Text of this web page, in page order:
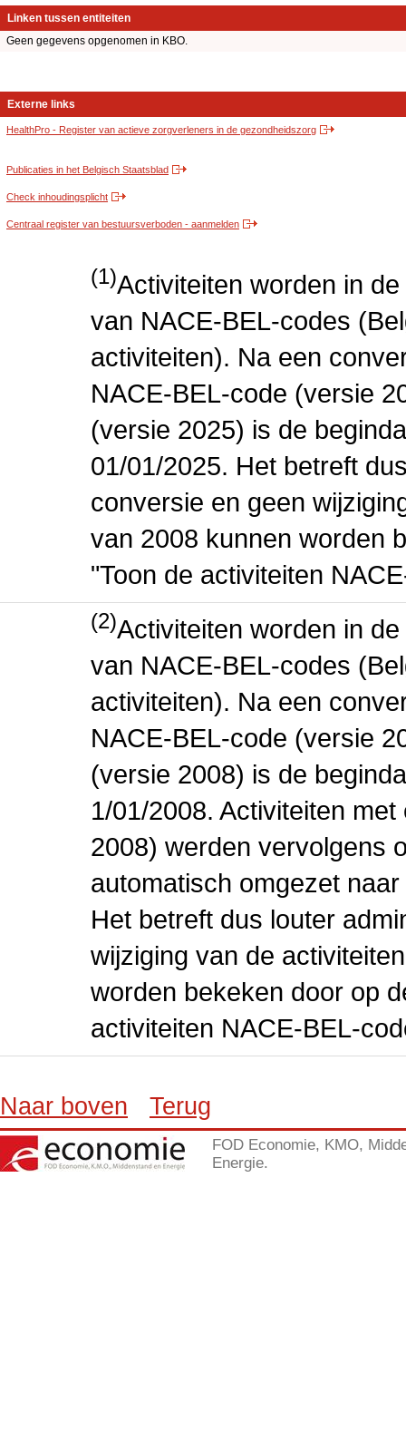
Linken tussen entiteiten
Geen gegevens opgenomen in KBO.
Externe links
HealthPro - Register van actieve zorgverleners in de gezondheidszorg
Publicaties in het Belgisch Staatsblad
Check inhoudingsplicht
Centraal register van bestuursverboden - aanmelden
(1)Activiteiten worden in
van NACE-BEL-codes
activiteiten). Na een
NACE-BEL-code (versie
(versie 2025) is de
01/01/2025. Het betreft
conversie en geen
van 2008 kunnen worden
"Toon de activiteiten
(2)Activiteiten worden in
van NACE-BEL-codes
activiteiten). Na een
NACE-BEL-code (versie
(versie 2008) is de
1/01/2008. Activiteiten
2008) werden vervolgens
automatisch omgezet
Het betreft dus louter
wijziging van de
worden bekeken door op
activiteiten NACE-BEL-
Naar boven Terug
FOD Economie, KMO,
Energie.